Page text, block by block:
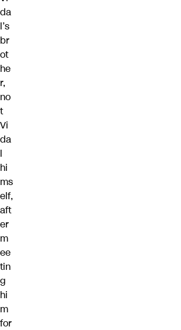
da
l’s
br
ot
he
r,
no
t
Vi
da
l
hi
ms
elf,
aft
er
m
ee
tin
g
hi
m
for